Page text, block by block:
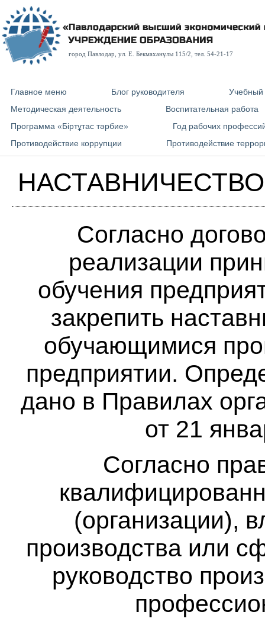
город Павлодар, ул. E. Бекмаханұлы 115/2, тел. 54-21-17
Главное меню Блог руководителя
Учебный
Методическая деятельность
Воспитательная работа
Программа «Біртұтас тәрбие»
Год рабочих
Противодействие коррупции
Противодействие
НАСТАВНИЧЕСТВО
Согласно
реализации
обучения
закрепить
обучающимися
предприятии.
дано в Правилах
от 21
Согласно
(организации),
производства или
руководство